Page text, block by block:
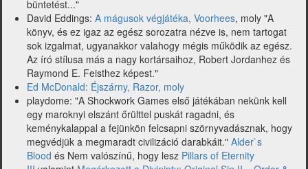
büntetést..."
David Eddings: A mágusok végjátéka, Voorhees, moly "A
könyv, és ez igaz az egész sorozatra nézve is, nem tartogat
sok izgalmat, ugyanakkor valahogy mégis működik az egész.
Az író stílusa más a nagy kortársaihoz, Robert Jordanhez és
Raymond E. Feisthez képest."
Ed McDonald: Éjszárny, Razor, moly
playdome: "A Shockwork Games első játékában nekünk kell
egy maroknyi elszánt őrülttel puskát ragadni, és
keménykalappal a fejünkön felcsapni szörnyvadásznak, hogy
megvédjük a megmaradt civilizáció darabkáit." Alder`s
Blood és Nem valószínű, hogy lesz Pillars of Eternity